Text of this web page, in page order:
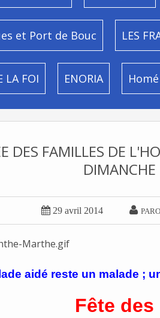
et Port de Bouc LES
LA FOI ENORIA
DES FAMILLES DE
 29 avril 2014 
aidé reste un malade ;
Fête